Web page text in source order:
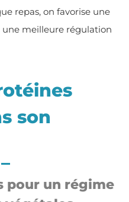
repas, on favorise une
une meilleure régulation
son
pour un régime